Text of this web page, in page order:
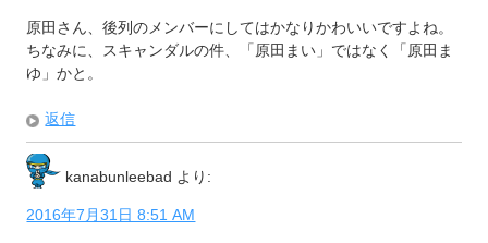
原田さん、後列のメンバーにしてはかなりかわいいですよね。
ちなみに、スキャンダルの件、「原田まい」ではなく「原田ま
ゆ」かと。
返信
kanabunleebad より:
2016年7月31日 8:51 AM